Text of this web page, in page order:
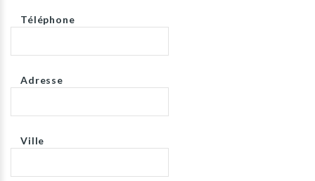
Téléphone
Adresse
Ville